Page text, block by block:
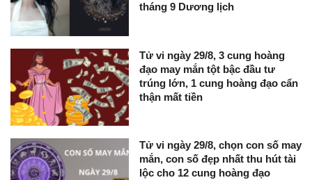
tháng 9 Dương lịch
Tử vi ngày 29/8, 3 cung hoàng
đạo may mắn tột bậc đầu tư
trúng lớn, 1 cung hoàng đạo cẩn
thận mất tiền
Tử vi ngày 29/8, chọn con số may
mắn, con số đẹp nhất thu hút tài
lộc cho 12 cung hoàng đạo